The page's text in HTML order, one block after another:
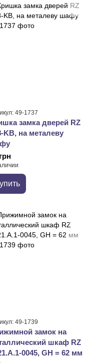
49-1737
замка дверей RZ
KB, на металеву
49-1739
замок на
шкаф RZ
0045, GH = 62 мм